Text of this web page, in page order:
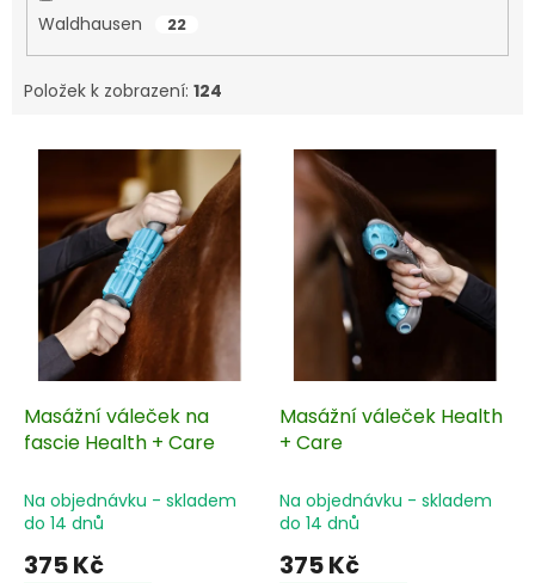
Waldhausen 22
Položek k zobrazení: 124
Masážní váleček na
fascie Health + Care
Na objednávku - skladem
do 14 dnů
375 Kč
Masážní váleček Health
+ Care
Na objednávku - skladem
do 14 dnů
375 Kč